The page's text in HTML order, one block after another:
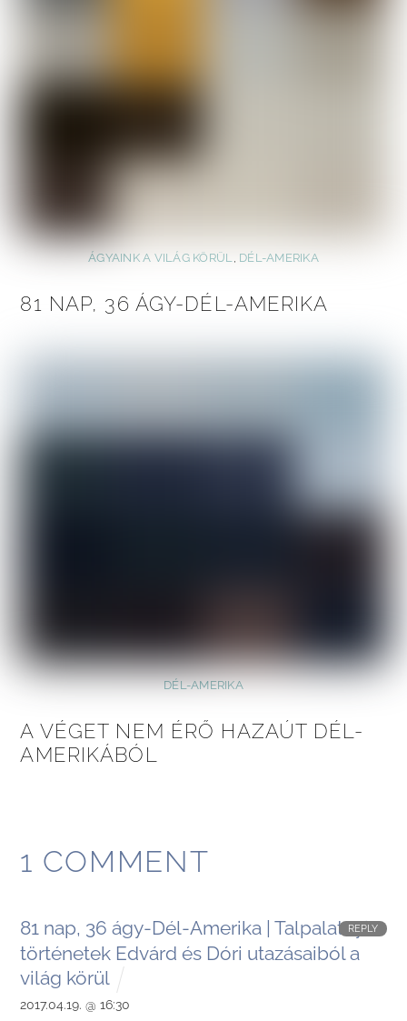
ÁGYAINK A VILÁG KÖRÜL, DÉL-AMERIKA
81 NAP, 36 ÁGY-DÉL-AMERIKA
DÉL-AMERIKA
A VÉGET NEM ÉRŐ HAZAÚT DÉL-
AMERIKÁBÓL
1 COMMENT
81 nap, 36 ágy-Dél-Amerika | Talpalatnyi
történetek Edvárd és Dóri utazásaiból a
világ körül
2017.04.19. @ 16:30
REPLY